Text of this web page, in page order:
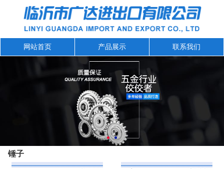
网站首页 产品展示 联系我们
锤子